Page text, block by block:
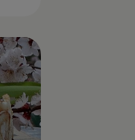
Regina Nuca de cocos